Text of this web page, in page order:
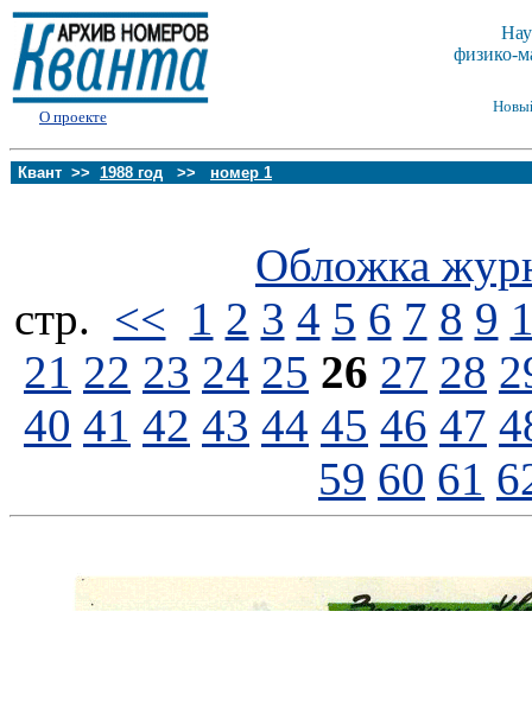
О проекте
физико-
Квант >> 1988 год >> номер 1
Обложка
стp. << 1 2 3 4 5 6 7 8 9
21 22 23 24 25 26 27 28
40 41 42 43 44 45 46 47
59 60 61